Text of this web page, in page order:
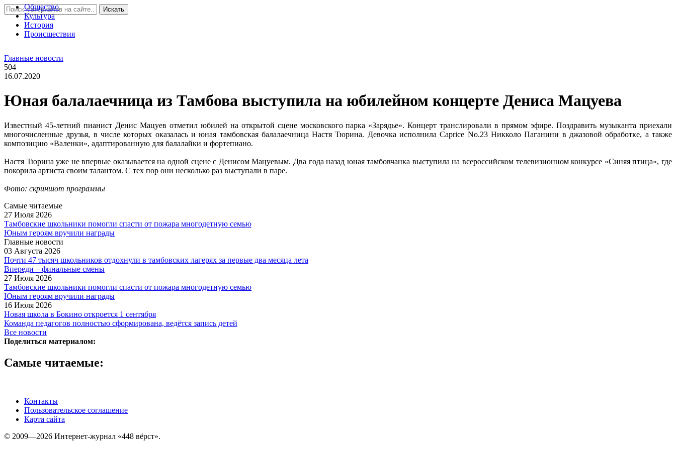
Искать
Общество
Культура
История
Проиcшествия
Главные новости
504
16.07.2020
Юная балалаечница из Тамбова выступила на юбилейном концерте Дениса Мацуева
Известный 45-летний пианист Денис Мацуев отметил юбилей на открытой сцене московского парка «Зарядье». Концерт транслировали в прямом эфире. Поздравить музыканта приехали
многочисленные друзья, в числе которых оказалась и юная тамбовская балалаечница Настя Тюрина. Девочка исполнила Caprice No.23 Никколо Паганини в джазовой обработке, а также
композицию «Валенки», адаптированную для балалайки и фортепиано.
Настя Тюрина уже не впервые оказывается на одной сцене с Денисом Мацуевым. Два года назад юная тамбовчанка выступила на всероссийском телевизионном конкурсе «Синяя птица», где
покорила артиста своим талантом. С тех пор они несколько раз выступали в паре.
Фото: скриншот программы
Самые читаемые
27 Июля 2026
Тамбовские школьники помогли спасти от пожара многодетную семью
Юным героям вручили награды
Главные новости
03 Августа 2026
Почти 47 тысяч школьников отдохнули в тамбовских лагерях за первые два месяца лета
Впереди – финальные смены
27 Июля 2026
Тамбовские школьники помогли спасти от пожара многодетную семью
Юным героям вручили награды
16 Июля 2026
Новая школа в Бокино откроется 1 сентября
Команда педагогов полностью сформирована, ведётся запись детей
Все новости
Поделиться материалом:
Самые читаемые:
Контакты
Пользовательское соглашение
Карта сайта
© 2009—2026 Интернет-журнал «448 вёрст».